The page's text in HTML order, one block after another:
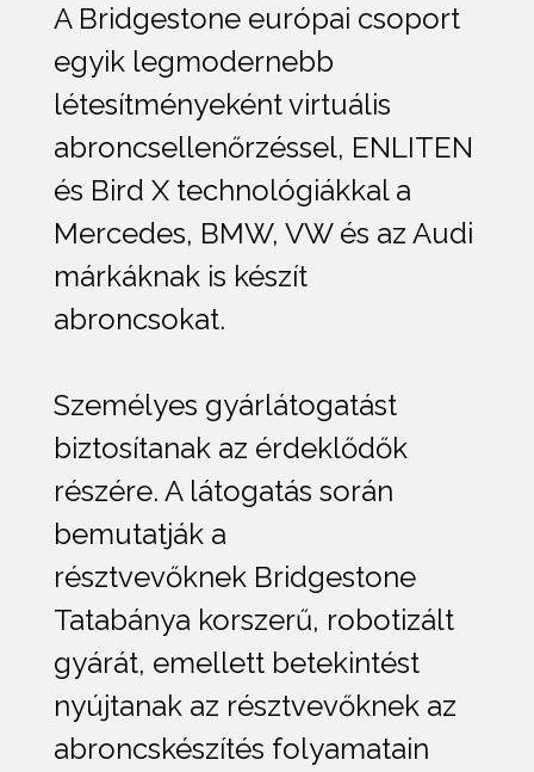
A Bridgestone európai csoport
egyik legmodernebb
létesítményeként virtuális
abroncsellenőrzéssel, ENLITEN
és Bird X technológiákkal a
Mercedes, BMW, VW és az Audi
márkáknak is készít
abroncsokat.
Személyes gyárlátogatást
biztosítanak az érdeklődők
részére. A látogatás során
bemutatják a
résztvevőknek Bridgestone
Tatabánya korszerű, robotizált
gyárát, emellett betekintést
nyújtanak az résztvevőknek az
abroncskészítés folyamatain